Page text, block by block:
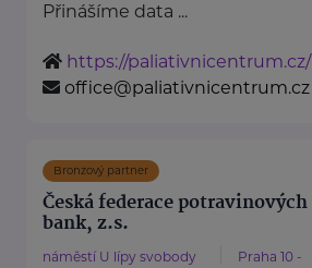
Přinášíme data ...
https://paliativnicentrum.cz/
office@paliativnicentrum.cz
Bronzový partner
Česká federace potravinových
bank, z.s.
náměstí U lípy svobody
Praha 10 -